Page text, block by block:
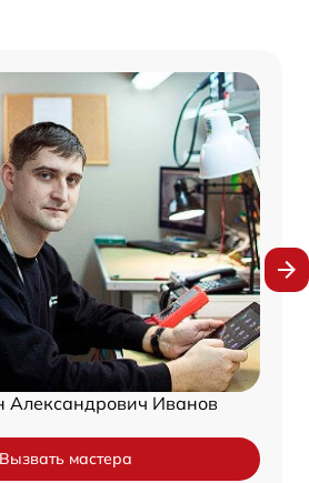
Александрович Иванов
Вызвать мастера